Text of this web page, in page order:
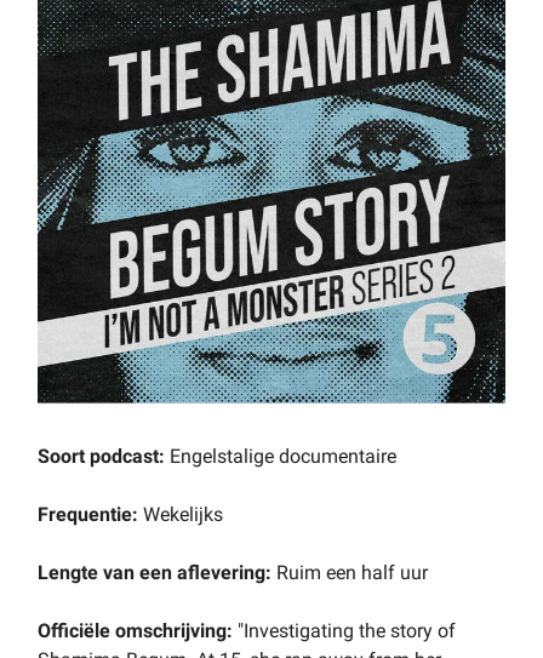
Soort podcast: Engelstalige documentaire
Frequentie: Wekelijks
Lengte van een aflevering: Ruim een half uur
Officiële omschrijving: "Investigating the story of